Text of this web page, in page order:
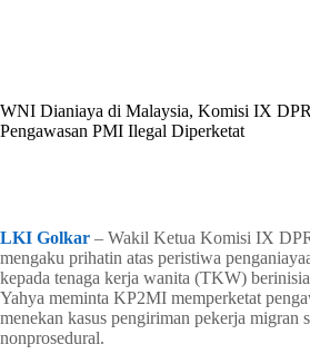
WNI Dianiaya di Malaysia, Komisi IX
Pengawasan PMI Ilegal Diperketat
LKI Golkar – Wakil Ketua Komisi IX
mengaku prihatin atas peristiwa
kepada tenaga kerja wanita (TKW)
Yahya meminta KP2MI memperketat
menekan kasus pengiriman pekerja migran
nonprosedural.